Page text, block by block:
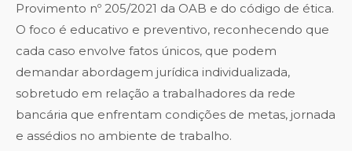
Provimento nº 205/2021 da OAB e do código de ética.
O foco é educativo e preventivo, reconhecendo que
cada caso envolve fatos únicos, que podem
demandar abordagem jurídica individualizada,
sobretudo em relação a trabalhadores da rede
bancária que enfrentam condições de metas, jornada
e assédios no ambiente de trabalho.